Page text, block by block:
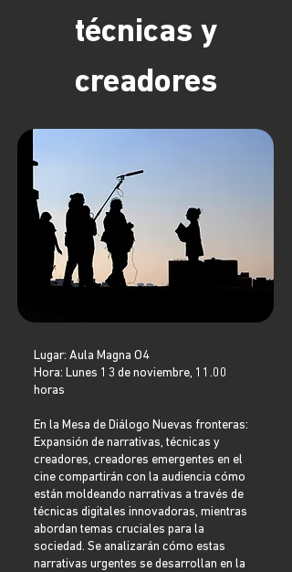
técnicas y
creadores
Lugar: Aula Magna O4
Hora: Lunes 13 de noviembre, 11.00
horas
En la Mesa de Diálogo Nuevas fronteras:
Expansión de narrativas, técnicas y
creadores, creadores emergentes en el
cine compartirán con la audiencia cómo
están moldeando narrativas a través de
técnicas digitales innovadoras, mientras
abordan temas cruciales para la
sociedad. Se analizarán cómo estas
narrativas urgentes se desarrollan en la